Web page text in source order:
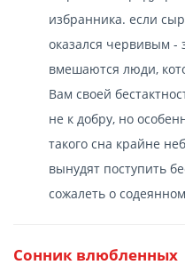
избранника. если
оказался червивым -
вмешаются люди,
Вам своей
не к добру, но
такого сна крайне
вынудят поступить
сожалеть о
Сонник влюбленных